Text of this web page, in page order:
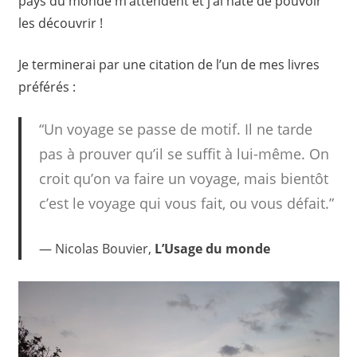
les découvrir !
Je terminerai par une citation de l’un de mes livres
préférés :
“Un voyage se passe de motif. Il ne tarde
pas à prouver qu’il se suffit à lui-même. On
croit qu’on va faire un voyage, mais bientôt
c’est le voyage qui vous fait, ou vous défait.”
Nicolas Bouvier, L’Usage du monde